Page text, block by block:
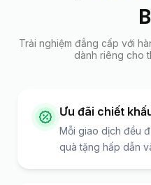
Trải nghiệm đẳng cấp với
dành riêng cho
Ưu đãi chiết
Mỗi giao dịch đều
quà tặng hấp dẫn